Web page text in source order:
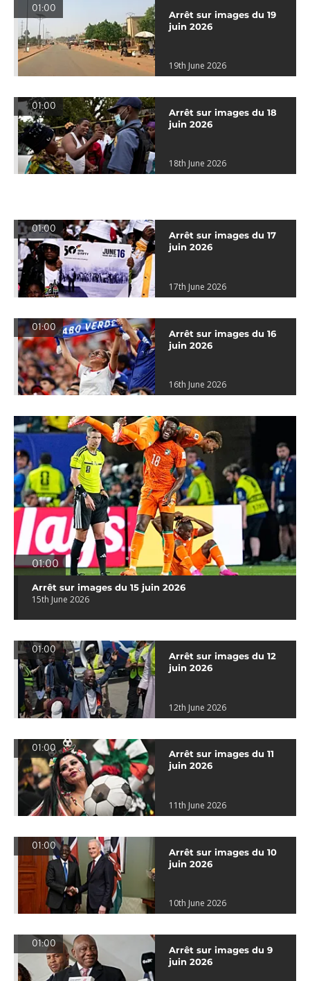
01:00
Arrêt sur images du 19
juin 2026
19th June 2026
01:00
Arrêt sur images du 18
juin 2026
18th June 2026
01:00
Arrêt sur images du 17
juin 2026
17th June 2026
01:00
Arrêt sur images du 16
juin 2026
16th June 2026
01:00
Arrêt sur images du 15 juin 2026
15th June 2026
01:00
Arrêt sur images du 12
juin 2026
12th June 2026
01:00
Arrêt sur images du 11
juin 2026
11th June 2026
01:00
Arrêt sur images du 10
juin 2026
10th June 2026
01:00
Arrêt sur images du 9
juin 2026